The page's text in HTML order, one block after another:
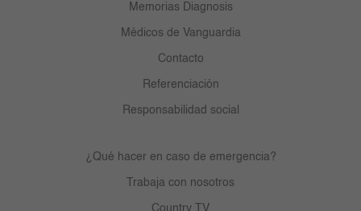
Memorias Diagnosis
Médicos de Vanguardia
Contacto
Referenciación
Responsabilidad social
¿Qué hacer en caso de emergencia?
Trabaja con nosotros
Country TV